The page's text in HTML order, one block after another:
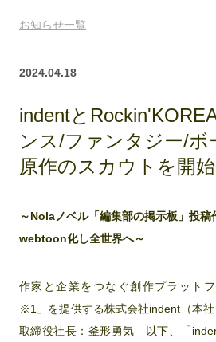
お知らせ一覧
2024.04.18
indentと
ンス/ファンタジー/ボ
原作のスカウトを開始
～Nolaノベル「編集部の掲示板」投稿
webtoon化し全世界へ～
作家と企業をつなぐ創作プラットフ
※1」を提供する株式会社indent（本
取締役社長：釜形勇気 以下、「